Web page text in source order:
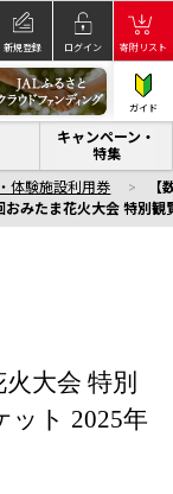
新規登録 ログイン 寄附リスト
ガイド
キャンペーン・
特集
体験施設利用券
おみたま花火大会 特別
大会 特別
ット 2025年